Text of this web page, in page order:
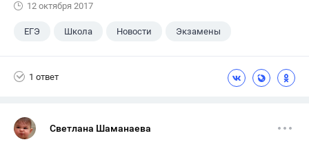
12 октября 2017
ЕГЭ Школа Новости Экзамены
1 ответ
Светлана Шаманаева